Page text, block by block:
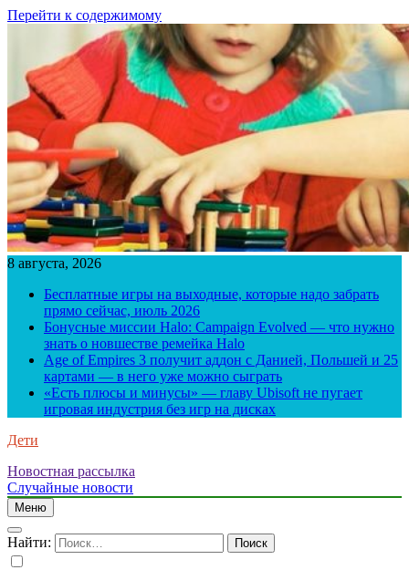
Перейти к содержимому
8 августа, 2026
Бесплатные игры на выходные, которые надо забрать
прямо сейчас, июль 2026
Бонусные миссии Halo: Campaign Evolved — что нужно
знать о новшестве ремейка Halo
Age of Empires 3 получит аддон с Данией, Польшей и 25
картами — в него уже можно сыграть
«Есть плюсы и минусы» — главу Ubisoft не пугает
игровая индустрия без игр на дисках
Дети
Новостная рассылка
Случайные новости
Меню
Найти: